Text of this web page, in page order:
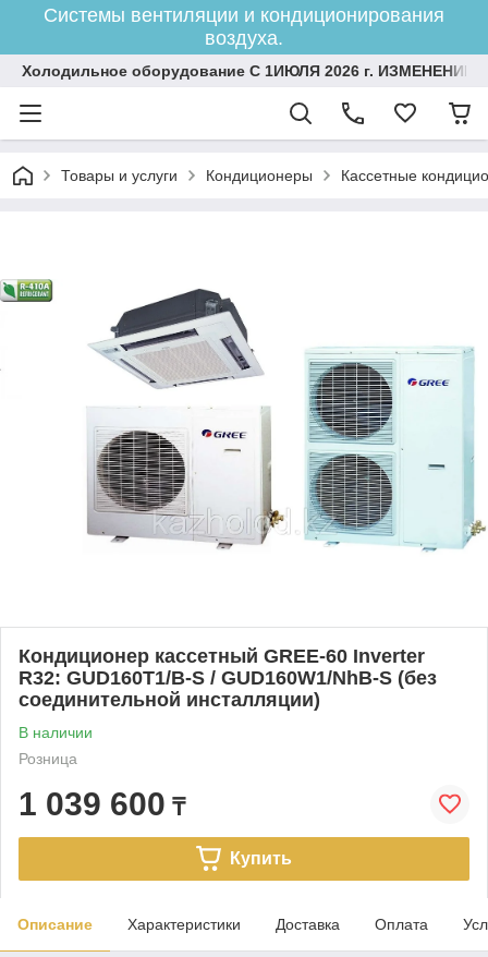
Системы вентиляции и кондиционирования
воздуха.
Холодильное оборудование С 1ИЮЛЯ 2026 г.
Товары и услуги Кондиционеры Кассетные
Кондиционер кассетный GREE-60 Inverter
R32: GUD160T1/B-S / GUD160W1/NhB-S (без
соединительной инсталляции)
В наличии
Розница
1 039 600 ₸
Купить
Описание Характеристики Доставка Оплата